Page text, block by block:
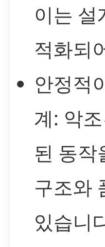
이는
적화되
안정적
계: 악
된 동
구조와
있습니